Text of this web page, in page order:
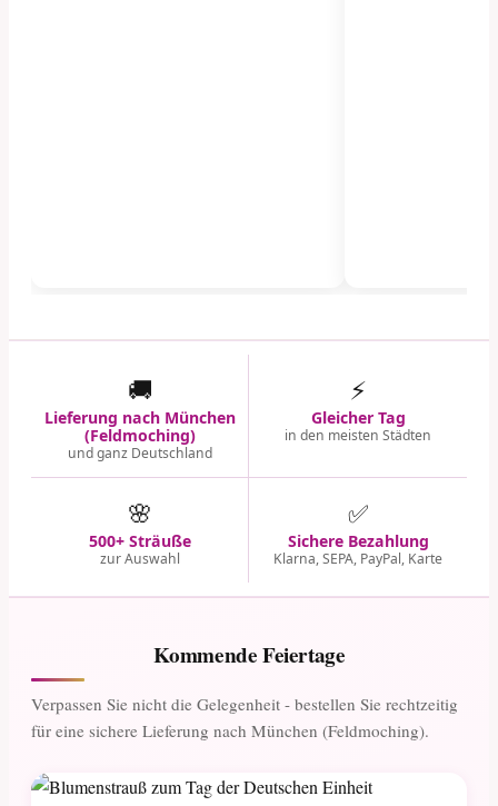
🚚
Lieferung nach München
(Feldmoching)
und ganz Deutschland
⚡
Gleicher Tag
in den meisten Städten
🌸
500+ Sträuße
zur Auswahl
✅
Sichere Bezahlung
Klarna, SEPA, PayPal, Karte
Kommende Feiertage
Verpassen Sie nicht die Gelegenheit - bestellen Sie rechtzeitig
für eine sichere Lieferung nach München (Feldmoching).